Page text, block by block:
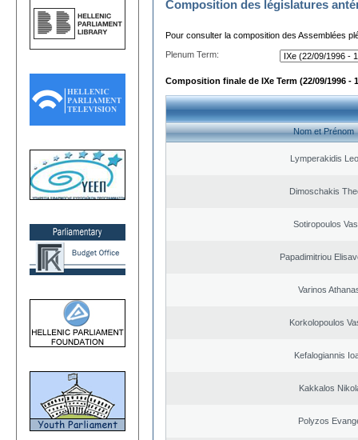
Composition des législatures
Pour consulter la composition des Assemblées
Plenum Term:
Composition finale de IXe Term (22/09/1996 -
Nom et Prénom
Lymperakidis
Dimoschakis
Sotiropoulos
Papadimitriou
Varinos
Korkolopoulos
Kefalogiannis
Kakkalos
Polyzos